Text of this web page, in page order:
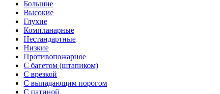
Большие
Высокие
Глухие
Компланарные
Нестандартные
Низкие
Противопожарное
С багетом (штапиком)
С врезкой
С выпадающим порогом
С патиной